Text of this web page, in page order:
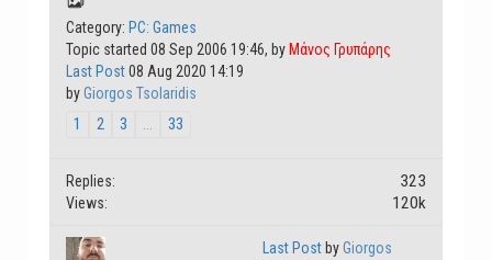
Category: PC: Games
Topic started 08 Sep 2006 19:46, by Μάνος Γρυπάρης
Last Post08 Aug 2020 14:19
byGiorgos Tsolaridis
1 2 3 ... 33
Replies: 323
Views: 120k
Last Post byGiorgos